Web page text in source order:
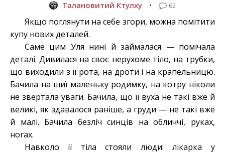
Талановитий Ктулху • 62
Якщо поглянути на себе згори, можна помітити
купу нових деталей.
Саме цим Уля нині й займалася — помічала
деталі. Дивилася на своє нерухоме тіло, на трубки,
що виходили з її рота, на дроти і на крапельницю.
Бачила на шиї маленьку родимку, на котру ніколи
не звертала уваги. Бачила, що її вуха не такі вже й
великі, як здавалося раніше, а груди — не такі вже
й малі. Бачила безліч синців на обличчі, руках,
ногах.
Навколо її тіла стояли люди: лікарка у